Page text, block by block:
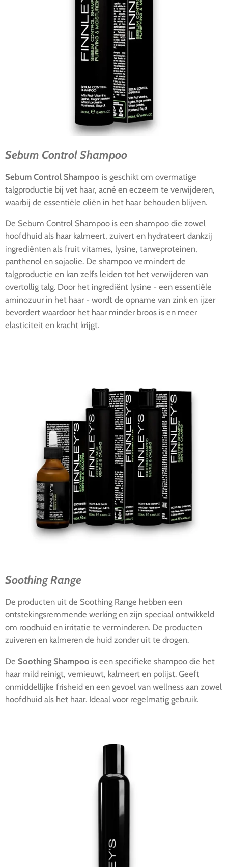
Sebum Control Shampoo
Sebum Control Shampoo is geschikt om overmatige
talgproductie bij vet haar, acné en eczeem te verwijderen,
waarbij de essentiële oliën in het haar behouden blijven.
De Sebum Control Shampoo is een shampoo die zowel
hoofdhuid als haar kalmeert, zuivert en hydrateert dankzij
ingrediënten als fruit vitames, lysine, tarweproteinen,
panthenol en sojaolie. De shampoo vermindert de
talgproductie en kan zelfs leiden tot het verwijderen van
overtollig talg. Door het ingrediënt lysine - een essentiële
aminozuur in het haar - wordt de opname van zink en ijzer
bevordert waardoor het haar minder broos is en meer
elasticiteit en kracht krijgt.
Soothing Range
De producten uit de Soothing Range hebben een
ontstekingsremmende werking en zijn speciaal ontwikkeld
om roodhuid en irritatie te verminderen. De producten
zuiveren en kalmeren de huid zonder uit te drogen.
De Soothing Shampoo is een specifieke shampoo die het
haar mild reinigt, vernieuwt, kalmeert en polijst. Geeft
onmiddellijke frisheid en een gevoel van wellness aan zowel
hoofdhuid als het haar. Ideaal voor regelmatig gebruik.